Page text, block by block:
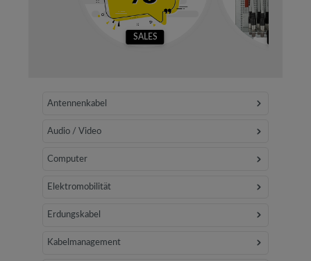
SALES
Antennenkabel
Audio / Video
Computer
Elektromobilität
Erdungskabel
Kabelmanagement